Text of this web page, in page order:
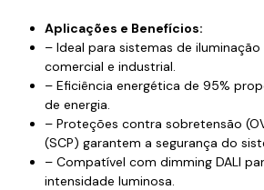
Aplicações e Benefícios:
– Ideal para sistemas de iluminação
comercial e industrial.
– Eficiência energética de 95%
de energia.
– Proteções contra sobretensão
(SCP) garantem a segurança do
– Compatível com dimming DALI
intensidade luminosa.